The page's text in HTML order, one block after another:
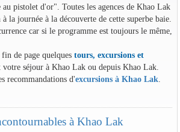
pistolet d'or". Toutes les agences de Khao Lak
la journée à la découverte de cette superbe baie.
car si le programme est toujours le même,
de page quelques tours, excursions et
séjour à Khao Lak ou depuis Khao Lak.
recommandations d'excursions à Khao Lak.
à Khao Lak